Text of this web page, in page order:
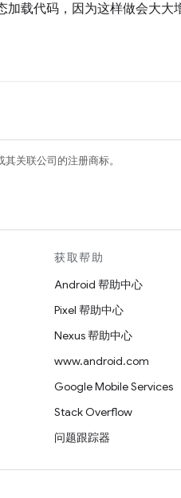
载代码，因为这样做会大大
关联公司的注册商标。
获取帮助
Android 帮助中心
Pixel 帮助中心
Nexus 帮助中心
www.android.com
Google Mobile Services
Stack Overflow
问题跟踪器